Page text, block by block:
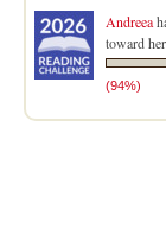
Andreea
toward
(94%)